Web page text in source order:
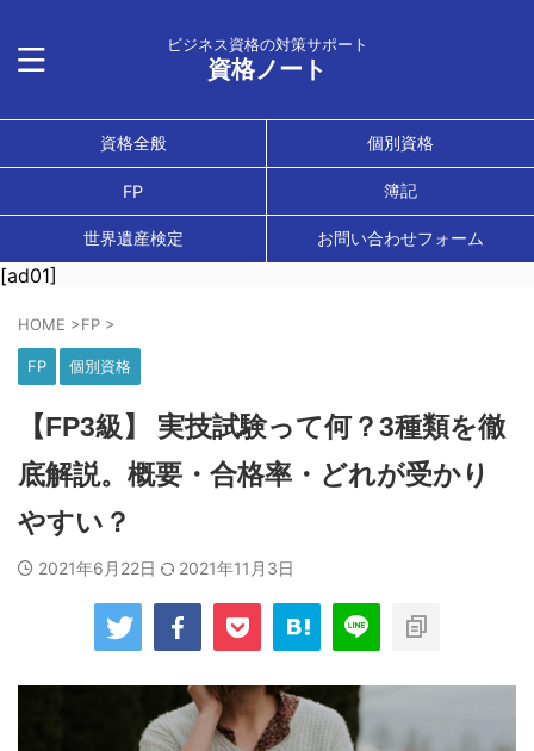
ビジネス資格の対策サポート
資格ノート
資格全般 個別資格
FP 簿記
世界遺産検定 お問い合わせフォーム
[ad01]
HOME >FP >
FP 個別資格
【FP3級】 実技試験って何？3種類を徹
底解説。概要・合格率・どれが受かり
やすい？
2021年6月22日 2021年11月3日